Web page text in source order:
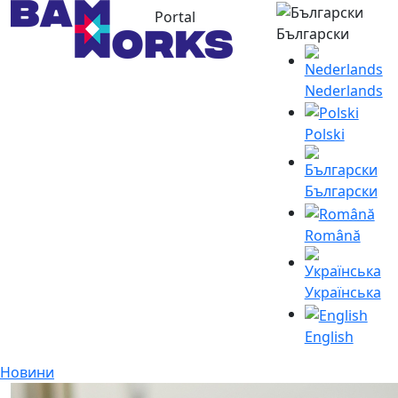
Portal
Български
Nederlands
Polski
Български
Română
Українська
English
Новини